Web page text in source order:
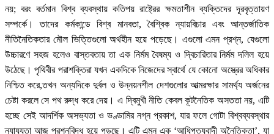
নয়; বরং বর্তমান বিশ্ব ব্যবস্থায় কতিপয় রাষ্ট্রের ক্ষমতাশীন ব্যক্তিদের দূরবৃত্তায়ণ
সম্পর্কে। তাদের কর্মকান্ডে বিশ্ব মানবতা, বৈশ্বিক ন্যায়বিচার এবং আন্তর্জাতিক
নীতিনৈতিকতার মৌল ভিত্তিগুলো অর্থহীন হয়ে পড়েছে। এগুলো এমন প্রশ্ন, যেগুলো
উচ্চারণে সহজ হলেও বাস্তবতায় তা এক নির্মম বৈষম্য ও দ্বিচারিতার নির্মম দলিল হয়ে
উঠেছে। পৃথিবীর পরাশক্তিরা যখন একদিকে নিজেদের স্বার্থে যে কোনো অস্ত্রের অধিকার
নিশ্চিত করে,তখন অন্যদিকে দুর্বল ও উন্নয়নশীল দেশগুলোর আত্মরক্ষার সামর্থ্য অর্জনের
চেষ্টা করলে সে পথ রুদ্ধ করে দেয়। এ দ্বিমুখী নীতি কেবল কূটনৈতিক অসততা নয়, এটি
হচ্ছে সেই আদর্শিক অসভ্যতা ও ভণ্ডামির নগ্ন প্রকাশ, যার ফলে গোটা বিশ্বব্যবস্থার
ন্যায্যতা আজ প্রশ্নবিদ্ধ হয়ে পড়ছে। এটি এমন এক ‘আধিপত্যবাদী অনৈতিকতা’, যা